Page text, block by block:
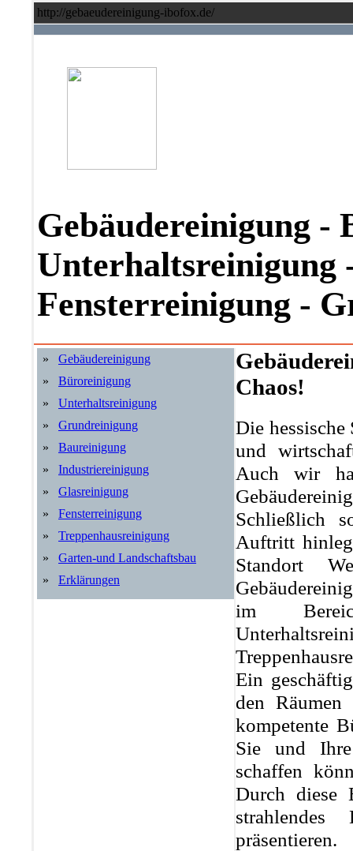
http://gebaeudereinigung-ibofox.de/
Gebäudereinigung -
Unterhaltsreinigung
Fensterreinigung -
»
Gebäudereinigung
»
Büroreinigung
»
Unterhaltsreinigung
»
Grundreinigung
»
Baureinigung
»
Industriereinigung
»
Glasreinigung
»
Fensterreinigung
»
Treppenhausreinigung
»
Garten-und Landschaftsbau
»
Erklärungen
Chaos!
Die
und
Auch wir
Schließlich
Auftritt
Standort
im
Ein
den
kompetente
Sie und
schaffen
Durch diese
präsentieren.